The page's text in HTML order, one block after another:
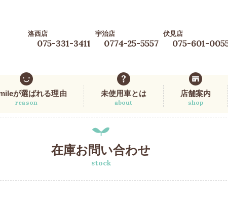
洛西店
075-331-3411
宇治店
0774-25-5557
伏見店
075-601-
が選ばれる理由
reason
未使用車とは
about
店舗案内
shop
在庫お問い合わせ
stock